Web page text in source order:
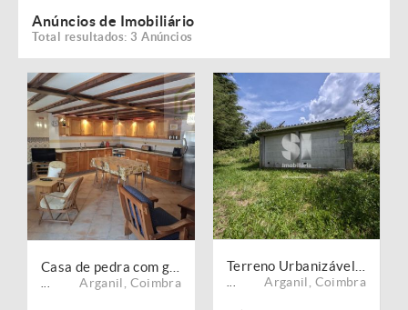
Anúncios de Imobiliário
Total resultados: 3 Anúncios
Arganil Coimbra Arganil Coimbra